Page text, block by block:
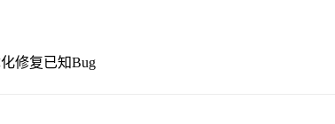
修复已知Bug